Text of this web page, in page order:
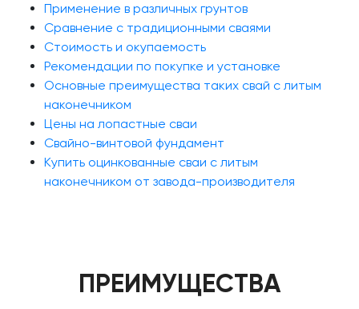
Применение в различных грунтов
Сравнение с традиционными сваями
Стоимость и окупаемость
Рекомендации по покупке и установке
Основные преимущества таких свай с литым
наконечником
Цены на лопастные сваи
Свайно-винтовой фундамент
Купить оцинкованные сваи с литым
наконечником от завода-производителя
ПРЕИМУЩЕСТВА